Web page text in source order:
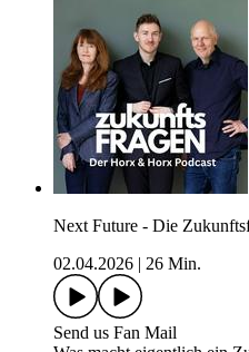
Next Future - Die
02.04.2026
26 Min.
Send us Fan Mail